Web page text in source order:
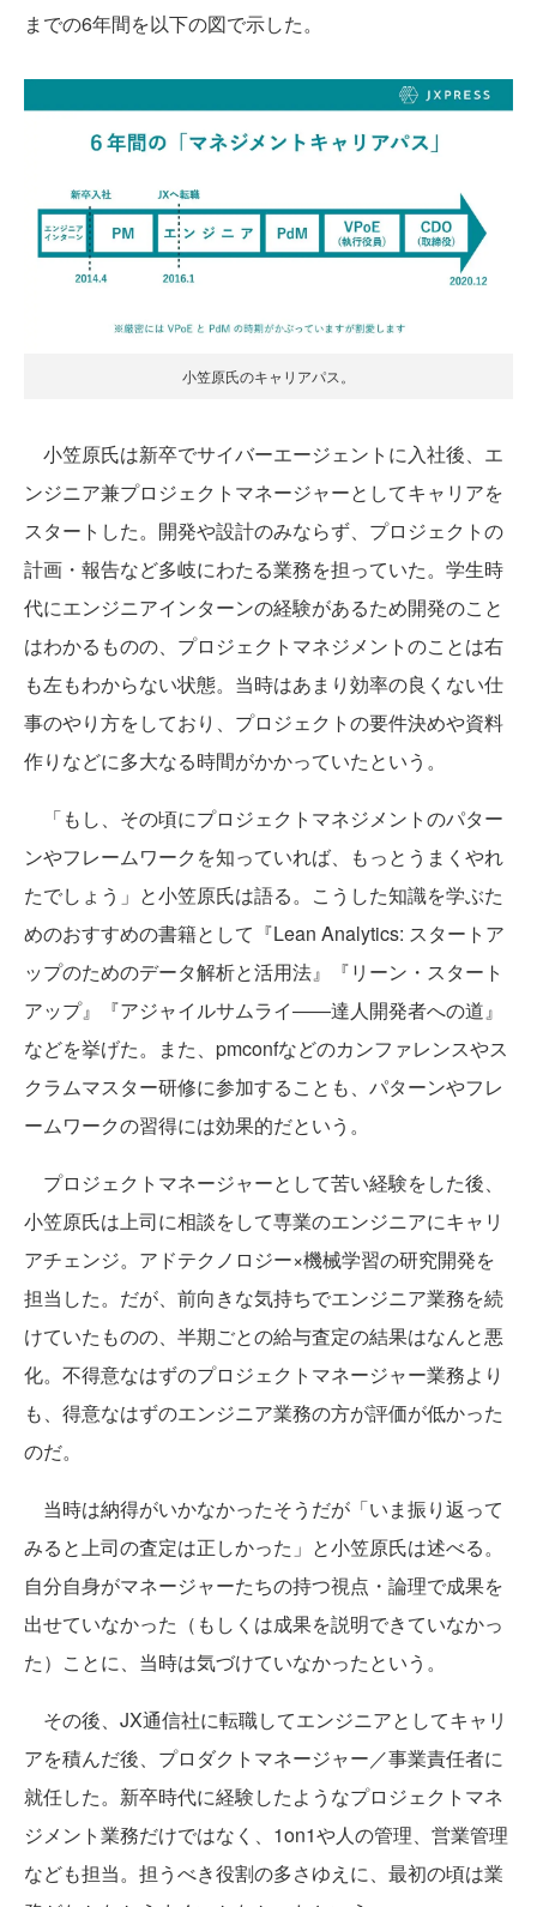
までの6年間を以下の図で示した。
小笠原氏のキャリアパス。
小笠原氏は新卒でサイバーエージェントに入社後、エ
ンジニア兼プロジェクトマネージャーとしてキャリアを
スタートした。開発や設計のみならず、プロジェクトの
計画・報告など多岐にわたる業務を担っていた。学生時
代にエンジニアインターンの経験があるため開発のこと
はわかるものの、プロジェクトマネジメントのことは右
も左もわからない状態。当時はあまり効率の良くない仕
事のやり方をしており、プロジェクトの要件決めや資料
作りなどに多大なる時間がかかっていたという。
「もし、その頃にプロジェクトマネジメントのパター
ンやフレームワークを知っていれば、もっとうまくやれ
たでしょう」と小笠原氏は語る。こうした知識を学ぶた
めのおすすめの書籍として『Lean Analytics: スタートア
ップのためのデータ解析と活用法』『リーン・スタート
アップ』『アジャイルサムライ――達人開発者への道』
などを挙げた。また、pmconfなどのカンファレンスやス
クラムマスター研修に参加することも、パターンやフレ
ームワークの習得には効果的だという。
プロジェクトマネージャーとして苦い経験をした後、
小笠原氏は上司に相談をして専業のエンジニアにキャリ
アチェンジ。アドテクノロジー×機械学習の研究開発を
担当した。だが、前向きな気持ちでエンジニア業務を続
けていたものの、半期ごとの給与査定の結果はなんと悪
化。不得意なはずのプロジェクトマネージャー業務より
も、得意なはずのエンジニア業務の方が評価が低かった
のだ。
当時は納得がいかなかったそうだが「いま振り返って
みると上司の査定は正しかった」と小笠原氏は述べる。
自分自身がマネージャーたちの持つ視点・論理で成果を
出せていなかった（もしくは成果を説明できていなかっ
た）ことに、当時は気づけていなかったという。
その後、JX通信社に転職してエンジニアとしてキャリ
アを積んだ後、プロダクトマネージャー／事業責任者に
就任した。新卒時代に経験したようなプロジェクトマネ
ジメント業務だけではなく、1on1や人の管理、営業管理
なども担当。担うべき役割の多さゆえに、最初の頃は業